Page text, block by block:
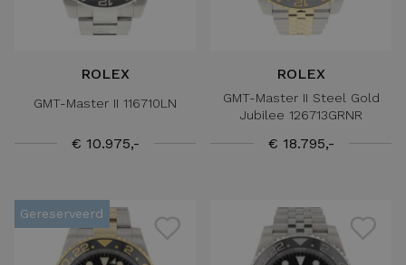
ROLEX
GMT-Master II 116710LN
€ 10.975,-
ROLEX
GMT-Master II Steel Gold
Jubilee 126713GRNR
€ 18.795,-
Gereserveerd